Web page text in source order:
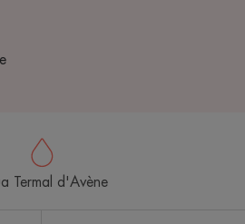
Termal d'Avène